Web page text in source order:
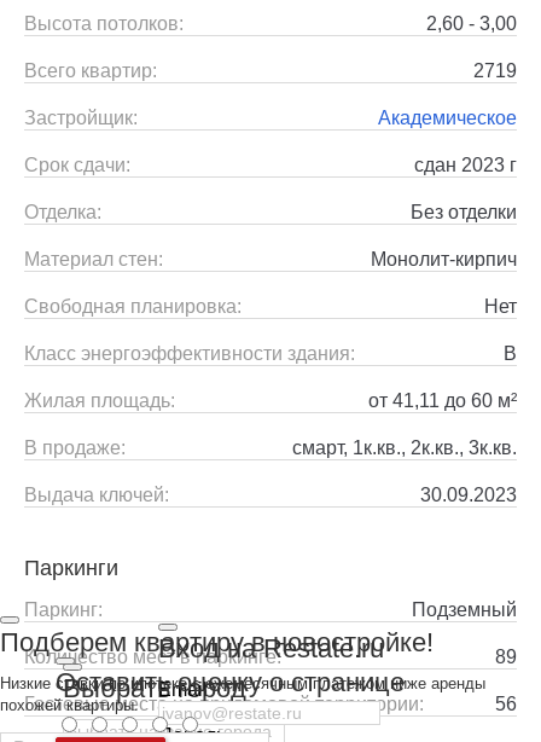
Выбрать город
Вход на Restate.ru
Email
Пароль
Высота потолков: 2,60 - 3,00
Всего квартир: 2719
Застройщик: Академическое
Срок сдачи: сдан 2023 г
Отделка: Без отделки
Материал стен: Монолит-кирпич
Свободная планировка: Нет
Класс энергоэффективности здания: B
Жилая площадь: от 41,11 до 60 м²
В продаже: смарт, 1к.кв., 2к.кв., 3к.кв.
Выдача ключей: 30.09.2023
Паркинги
Паркинг: Подземный
Количество мест в паркинге: 89
Гостевые места на придомовой территории: 56
Подберем квартиру в новостройке!
Низкие ставки по ипотеке с ежемесячным платежом ниже аренды
похожей квартиры.
Оставить оценку о странице